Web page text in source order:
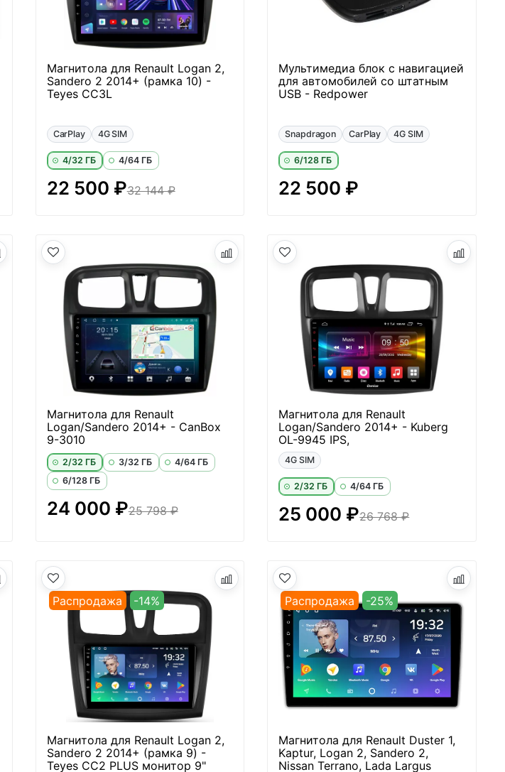
Магнитола для Renault Logan 2,
Sandero 2 2014+ (рамка 10) -
Teyes CC3L
CarPlay 4G SIM
4/32 ГБ 4/64 ГБ
22 500 ₽32 144 ₽
Мультимедиа блок с навигацией
для автомобилей со штатным
USB - Redpower
Snapdragon CarPlay 4G SIM
6/128 ГБ
22 500 ₽
Магнитола для Renault
Logan/Sandero 2014+ - CanBox
9-3010
2/32 ГБ 3/32 ГБ
4/64 ГБ
6/128 ГБ
24 000 ₽25 798 ₽
Магнитола для Renault
Logan/Sandero 2014+ - Kuberg
OL-9945 IPS,
4G SIM
2/32 ГБ 4/64 ГБ
25 000 ₽26 768 ₽
Распродажа -14%
Магнитола для Renault Logan 2,
Sandero 2 2014+ (рамка 9) -
Teyes CC2 PLUS монитор 9"
Распродажа -25%
Магнитола для Renault Duster 1,
Kaptur, Logan 2, Sandero 2,
Nissan Terrano, Lada Largus